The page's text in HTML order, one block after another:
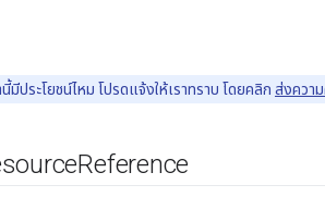
ประโยชน์ไหม โปรดแจ้งให้เราทราบ โดยคลิก ส่งควา
Reference